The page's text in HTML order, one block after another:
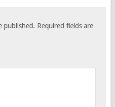
published. Required fields are